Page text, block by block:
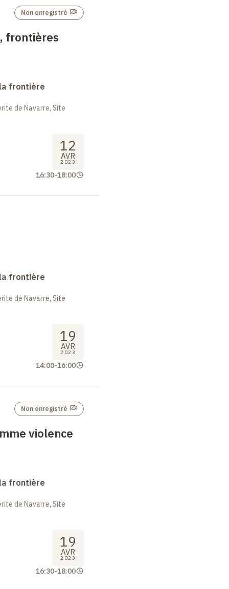
frontières
Non enregistré
frontière
de Navarre, Site
12
AVR
2023
16:30-18:00
frontière
de Navarre, Site
19
AVR
2023
14:00-16:00
violence
Non enregistré
frontière
de Navarre, Site
19
AVR
2023
16:30-18:00